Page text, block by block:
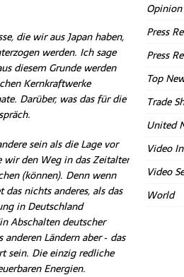
die wir aus Japan haben,
werden. Ich sage
diesem Grunde werden
Kernkraftwerke
Darüber, was das für die
sein als die Lage vor
den Weg in das Zeitalter
(können). Denn wenn
nichts anderes, als das
in Deutschland
Abschalten deutscher
Ländern aber ‑ das
sein. Die einzig redliche
Energien.
Opinion
Press
Press
Top
Trade
United
Video
Video
World